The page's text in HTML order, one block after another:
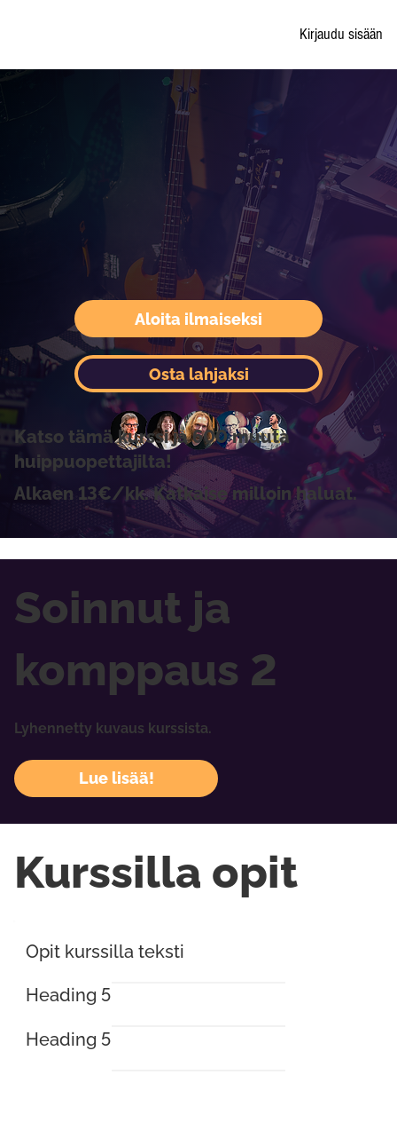
Kirjaudu sisään
Aloita ilmaiseksi
Katso tämä kurssi ja 600 muuta
huippuopettajilta!
Alkaen 13€/kk. Katkaise milloin haluat.
Osta lahjaksi
Soinnut ja
komppaus 2
Lyhennetty kuvaus kurssista.
Lue lisää!
Kurssilla opit
Opit kurssilla teksti
Heading 5
Heading 5